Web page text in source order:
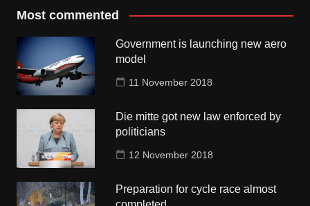
Most commented
Government is launching new aero
model
11 November 2018
Die mitte got new law enforced by
politicians
12 November 2018
Preparation for cycle race almost